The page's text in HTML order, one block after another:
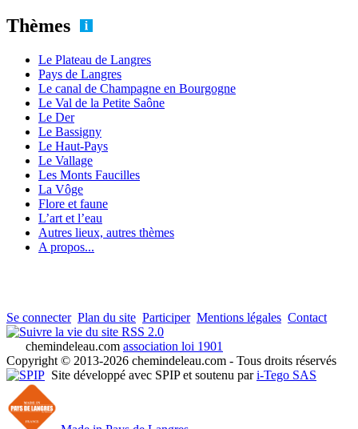
Thèmes
Le Plateau de Langres
Pays de Langres
Le canal de Champagne en Bourgogne
Le Val de la Petite Saône
Le Der
Le Bassigny
Le Haut-Pays
Le Vallage
Les Monts Faucilles
La Vôge
Flore et faune
L’art et l’eau
Autres lieux, autres thèmes
A propos...
Se connecter Plan du site Participer Mentions légales Contact
RSS 2.0
chemindeleau.com association loi 1901
Copyright © 2013-2026 chemindeleau.com - Tous droits réservés
Site développé avec SPIP et soutenu pari-Tego SAS